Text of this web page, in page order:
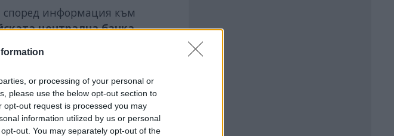
or processing of your personal or
please use the below opt-out section to
out request is processed you may
information utilized by us or personal
out. You may separately opt-out of the
според информация към
централна банка,
групи.